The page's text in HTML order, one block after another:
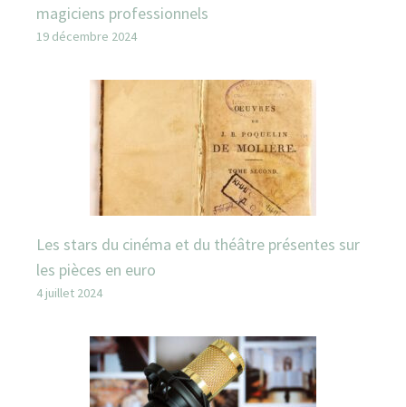
magiciens professionnels
19 décembre 2024
Les stars du cinéma et du théâtre présentes sur
les pièces en euro
4 juillet 2024